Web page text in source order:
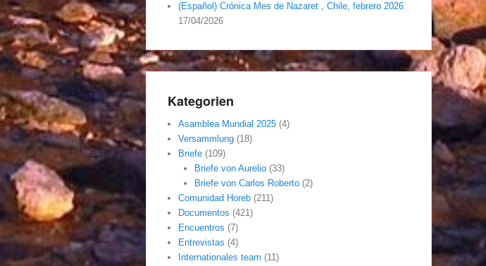
(Español) Crónica Mes de Nazaret , Chile, febrero 2026
17/04/2026
Kategorien
Asamblea Mundial 2025 (4)
Versammlung (18)
Briefe (109)
Briefe von Aurelio(33)
Briefe von Carlos Roberto(2)
Comunidad Horeb (211)
Documentos (421)
Encuentros (7)
Entrevistas (4)
Internationales team (11)